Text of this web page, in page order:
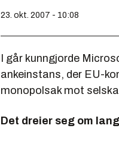
23. okt. 2007 - 10:08
I går kunngjorde
ankeinstans, der EU-
monopolsak mot
Det dreier seg om